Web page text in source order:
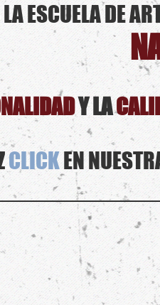
ESCUELA DE
Y LA
CLICKEN